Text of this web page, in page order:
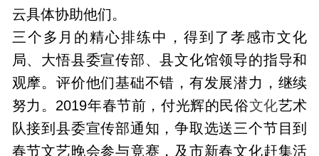
云具体协助他们。
三个多月的精心排练中，得到了孝感市文化
局、大悟县委宣传部、县文化馆领导的指导和
观摩。评价他们基础不错，有发展潜力，继续
努力。2019年春节前，付光辉的民俗文化艺术
队接到县委宣传部通知，争取选送三个节目到
春节文艺晚会参与竟赛，及市新春文化赶集活